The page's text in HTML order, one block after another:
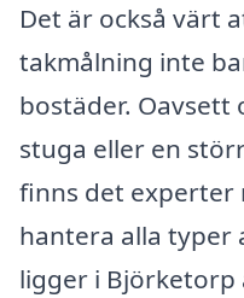
Det är också värt
takmålning inte
bostäder. Oavsett
stuga eller en
finns det experter
hantera alla typer
ligger i